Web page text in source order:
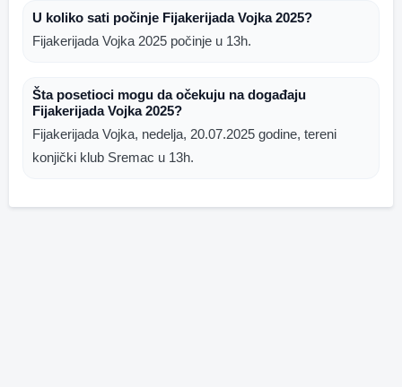
U koliko sati počinje Fijakerijada Vojka 2025?
Fijakerijada Vojka 2025 počinje u 13h.
Šta posetioci mogu da očekuju na događaju
Fijakerijada Vojka 2025?
Fijakerijada Vojka, nedelja, 20.07.2025 godine, tereni
konjički klub Sremac u 13h.